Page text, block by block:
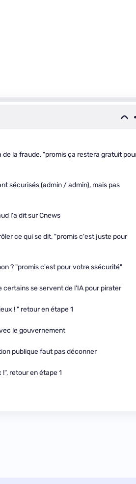
de la fraude, "promis ça restera gratuit
sécurisés (admin / admin), mais pas
l'a dit sur Cnews
ce qui se dit, "promis c'est juste pour
? "promis c'est pour votre ssécurité"
certains se servent de l'IA pour pirater
! " retour en étape 1
le gouvernement
publique faut pas déconner
retour en étape 1